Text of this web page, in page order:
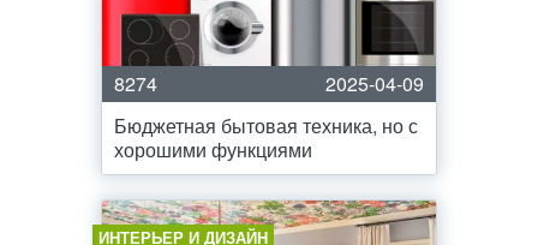
8274
2025-04-09
Бюджетная бытовая техника, но с
хорошими функциями
ИНТЕРЬЕР И ДИЗАЙН